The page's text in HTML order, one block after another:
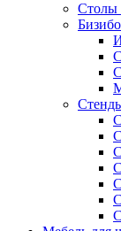
Столы